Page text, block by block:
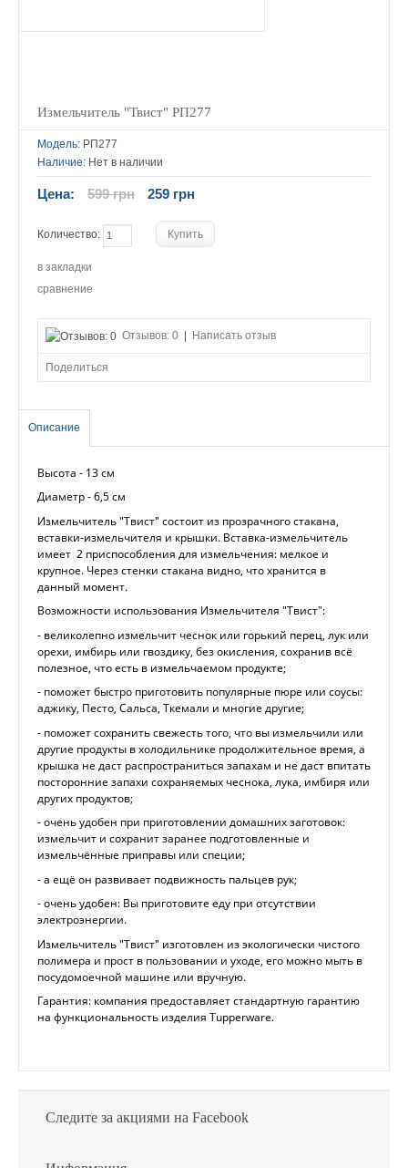
Измельчитель "Твист" РП277
Модель: РП277
Наличие: Нет в наличии
Цена: 599 грн 259 грн
Количество:
в закладки
сравнение
Отзывов: 0 Написать отзыв
Поделиться
Описание
Высота - 13 см
Диаметр - 6,5 см
Измельчитель "Твист" состоит из прозрачного стакана,
вставки-измельчителя и крышки. Вставка-измельчитель
имеет 2 приспособления для измельчения: мелкое и
крупное. Через стенки стакана видно, что хранится в
данный момент.
Возможности использования Измельчителя "Твист":
- великолепно измельчит чеснок или горький перец, лук или
орехи, имбирь или гвоздику, без окисления, сохранив всё
полезное, что есть в измельчаемом продукте;
- поможет быстро приготовить популярные пюре или соусы:
аджику, Песто, Сальса, Ткемали и многие другие;
- поможет сохранить свежесть того, что вы измельчили или
другие продукты в холодильнике продолжительное время, а
крышка не даст распространиться запахам и не даст впитать
посторонние запахи сохраняемых чеснока, лука, имбиря или
других продуктов;
- очень удобен при приготовлении домашних заготовок:
измельчит и сохранит заранее подготовленные и
измельчённые приправы или специи;
- а ещё он развивает подвижность пальцев рук;
- очень удобен: Вы приготовите еду при отсутствии
электроэнергии.
Измельчитель "Твист" изготовлен из экологически чистого
полимера и прост в пользовании и уходе, его можно мыть в
посудомоечной машине или вручную.
Гарантия: компания предоставляет стандартную гарантию
на функциональность изделия Tupperware.
Следите за акциями на Facebook